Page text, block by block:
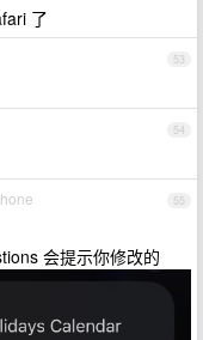
了
53
54
55
会提示你修改的